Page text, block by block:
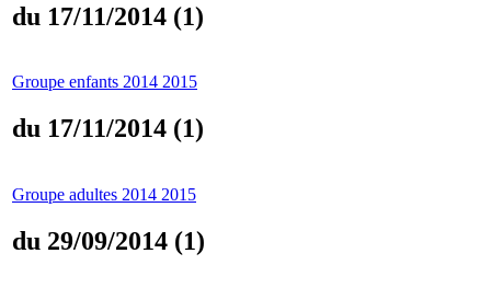
du 17/11/2014 (1)
Groupe enfants 2014 2015
du 17/11/2014 (1)
Groupe adultes 2014 2015
du 29/09/2014 (1)